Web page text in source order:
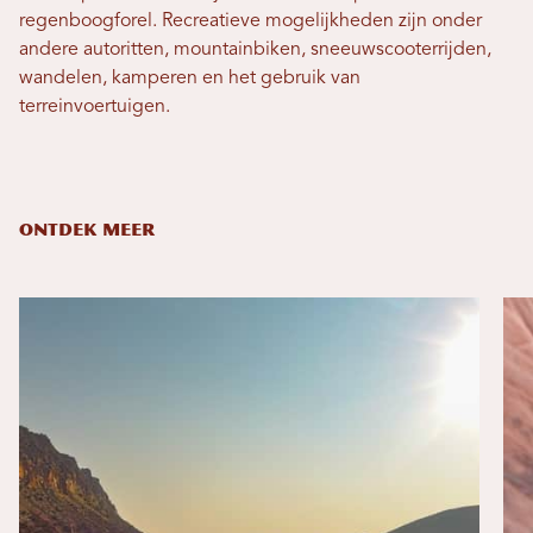
regenboogforel. Recreatieve mogelijkheden zijn onder
andere autoritten, mountainbiken, sneeuwscooterrijden,
wandelen, kamperen en het gebruik van
terreinvoertuigen.
ONTDEK MEER